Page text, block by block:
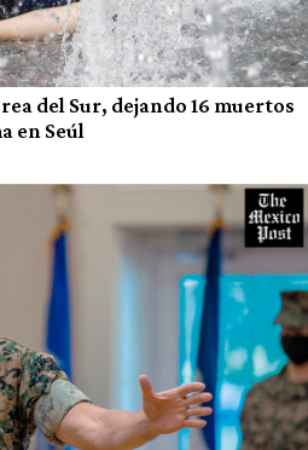
del Sur, dejando 16 muertos
en Seúl